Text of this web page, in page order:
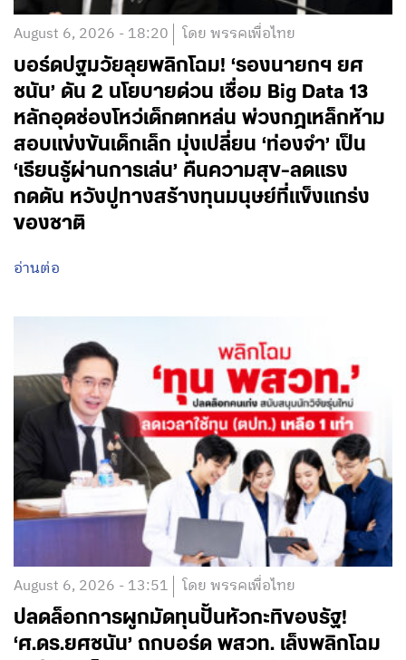
August 6, 2026 - 18:20 โดย พรรคเพื่อไทย
บอร์ดปฐมวัยลุยพลิกโฉม! ‘รองนายกฯ ยศ
ชนัน’ ดัน 2 นโยบายด่วน เชื่อม Big Data 13
หลักอุดช่องโหว่เด็กตกหล่น พ่วงกฎเหล็กห้าม
สอบแข่งขันเด็กเล็ก มุ่งเปลี่ยน ‘ท่องจำ’ เป็น
‘เรียนรู้ผ่านการเล่น’ คืนความสุข-ลดแรง
กดดัน หวังปูทางสร้างทุนมนุษย์ที่แข็งแกร่ง
ของชาติ
อ่านต่อ
August 6, 2026 - 13:51 โดย พรรคเพื่อไทย
ปลดล็อกการผูกมัดทุนปั้นหัวกะทิของรัฐ!
‘ศ.ดร.ยศชนัน’ ถกบอร์ด พสวท. เล็งพลิกโฉม